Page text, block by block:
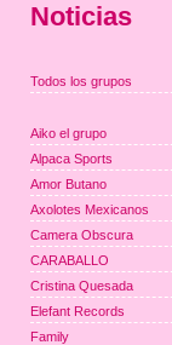
Noticias
Todos los grupos
Aiko el grupo
Alpaca Sports
Amor Butano
Axolotes Mexicanos
Camera Obscura
CARABALLO
Cristina Quesada
Elefant Records
Family